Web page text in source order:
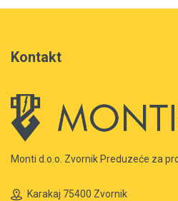
Kontakt
Monti d.o.o. Zvornik Preduzeće za
Karakaj 75400 Zvornik